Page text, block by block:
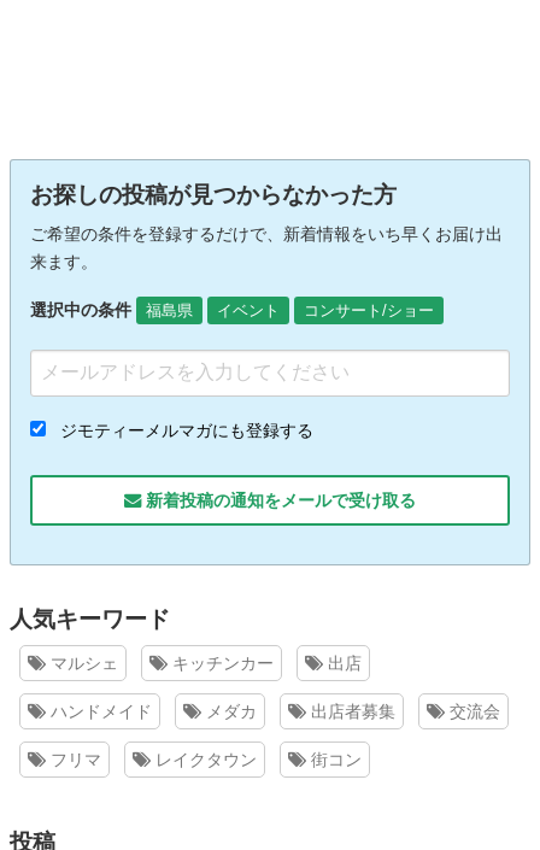
お探しの投稿が見つからなかった方
ご希望の条件を登録するだけで、新着情報をいち早くお届け出
来ます。
選択中の条件 福島県 イベント コンサート/ショー
ジモティーメルマガにも登録する
新着投稿の通知をメールで受け取る
人気キーワード
マルシェ キッチンカー 出店
ハンドメイド メダカ 出店者募集 交流会
フリマ レイクタウン 街コン
投稿